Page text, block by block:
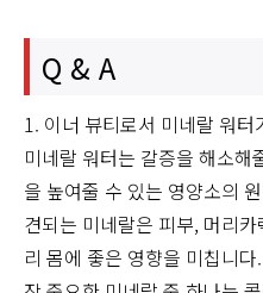
Q & A
1. 이너 뷰티로서 미네랄 워
미네랄 워터는 갈증을 해소
을 높여줄 수 있는 영양소의
견되는 미네랄은 피부, 머리
리 몸에 좋은 영향을 미칩니